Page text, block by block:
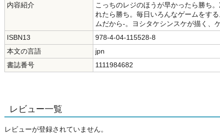
内容紹介
こっちのレジのほうが早かったら勝ち
れたら勝ち。毎日いろんなゲームをす
ムだから-。ヨシタケシンスケが描く、
ISBN13
978-4-04-115528-8
本文の言語
jpn
書誌番号
1111984682
レビュー一覧
レビューが登録されていません。